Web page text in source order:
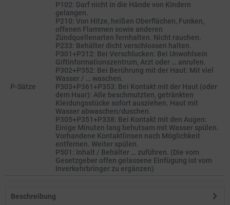
P-Sätze
P102: Darf nicht in die Hände von Kindern
gelangen.
P210: Von Hitze, heißen Oberflächen, Funken,
offenen Flammen sowie anderen
Zündquellenarten fernhalten. Nicht rauchen.
P233: Behälter dicht verschlossen halten.
P301+P312: Bei Verschlucken: Bei Unwohlsein
Giftinformationszentrum, Arzt oder … anrufen.
P302+P352: Bei Berührung mit der Haut: Mit viel
Wasser / … waschen.
P303+P361+P353: Bei Kontakt mit der Haut (oder
dem Haar): Alle beschmutzten, getränkten
Kleidungsstücke sofort ausziehen. Haut mit
Wasser abwaschen/duschen.
P305+P351+P338: Bei Kontakt mit den Augen:
Einige Minuten lang behutsam mit Wasser spülen.
Vorhandene Kontaktlinsen nach Möglichkeit
entfernen. Weiter spülen.
P501: Inhalt / Behälter … zuführen. (Die vom
Gesetzgeber offen gelassene Einfügung ist vom
Inverkehrbringer zu ergänzen)
Beschreibung